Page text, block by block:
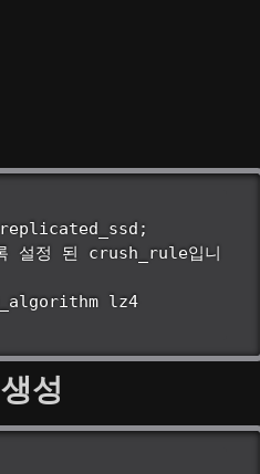
설정 된 crush_rule입니
성